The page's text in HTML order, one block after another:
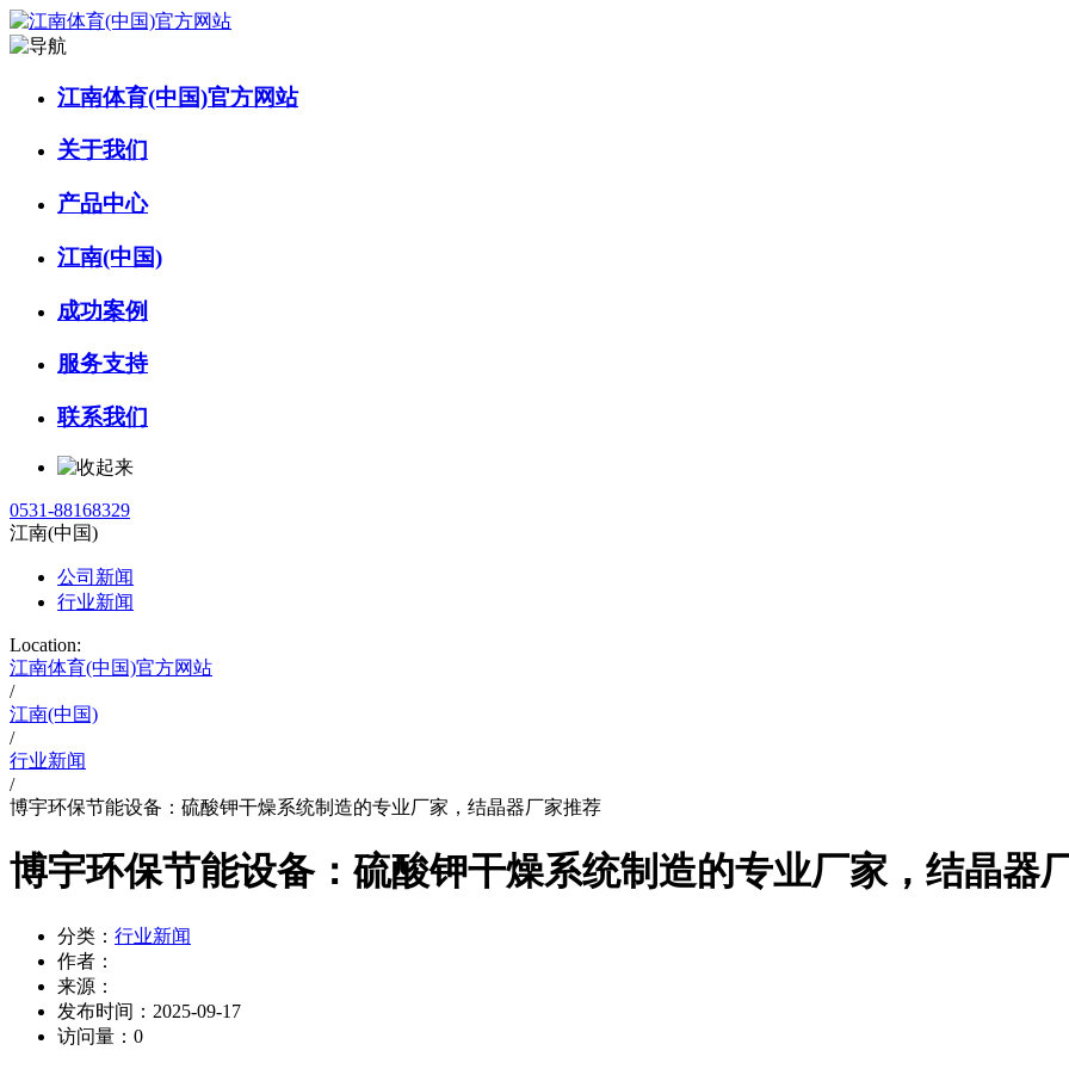
江南体育(中国)官方网站
关于我们
产品中心
江南(中国)
成功案例
服务支持
联系我们
0531-88168329
江南(中国)
公司新闻
行业新闻
Location:
江南体育(中国)官方网站
/
江南(中国)
/
行业新闻
/
博宇环保节能设备：硫酸钾干燥系统制造的专业厂家，结晶器厂家推荐
博宇环保节能设备：硫酸钾干燥系统制造的专业厂家，结晶器
分类： 行业新闻
作者：
来源：
发布时间： 2025-09-17
访问量： 0